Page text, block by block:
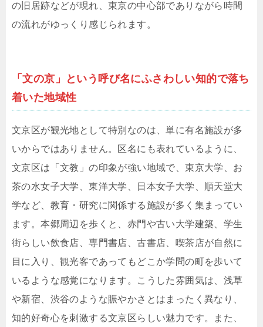
の旧居跡などが現れ、東京の中心部でありながら時間
の流れがゆっくり感じられます。
「文の京」という呼び名にふさわしい知的で落ち
着いた地域性
文京区が観光地として特別なのは、単に有名施設が多
いからではありません。区名にも表れているように、
文京区は「文教」の印象が強い地域で、東京大学、お
茶の水女子大学、東洋大学、日本女子大学、順天堂大
学など、教育・研究に関係する施設が多く集まってい
ます。本郷周辺を歩くと、赤門や古い大学建築、学生
街らしい飲食店、専門書店、古書店、喫茶店が自然に
目に入り、観光客であってもどこか学問の町を歩いて
いるような感覚になります。こうした雰囲気は、浅草
や新宿、渋谷のような賑やかさとはまったく異なり、
知的好奇心を刺激する文京区らしい魅力です。また、